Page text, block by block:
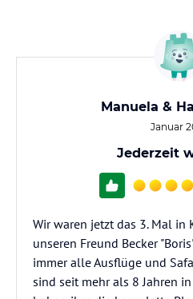
Manuela &
Januar
Jederzeit
Wir waren jetzt das 3. Mal in
unseren Freund Becker
immer alle Ausflüge und
sind seit mehr als 8 Jahren